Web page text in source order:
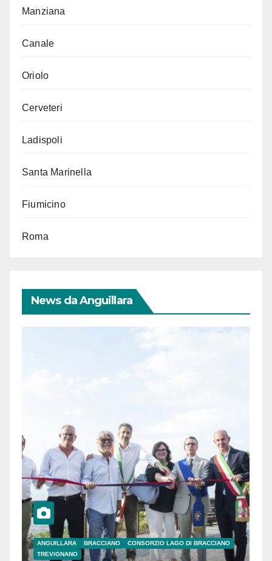
Manziana
Canale
Oriolo
Cerveteri
Ladispoli
Santa Marinella
Fiumicino
Roma
News da Anguillara
ANGUILLARA BRACCIANO
CONSORZIO LAGO DI BRACCIANO
TREVIGNANO